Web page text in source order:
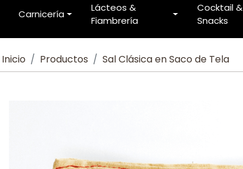
Carnicería
Lácteos &
Fiambrería
Cocktail &
Snacks
Inicio Productos Sal Clásica en Saco de Tela